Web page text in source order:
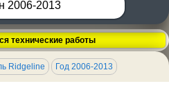
технические работы
Ridgeline Год 2006-2013